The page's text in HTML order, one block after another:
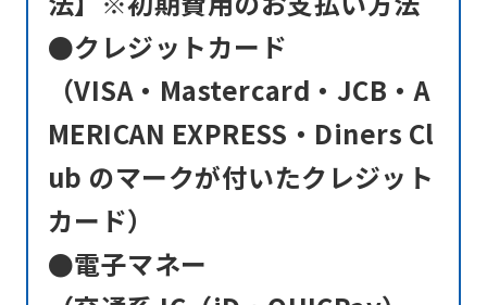
●クレジットカード
（VISA・Mastercard・JCB・A
MERICAN EXPRESS・Diners Cl
ub のマークが付いたクレジット
カード）
●電子マネー